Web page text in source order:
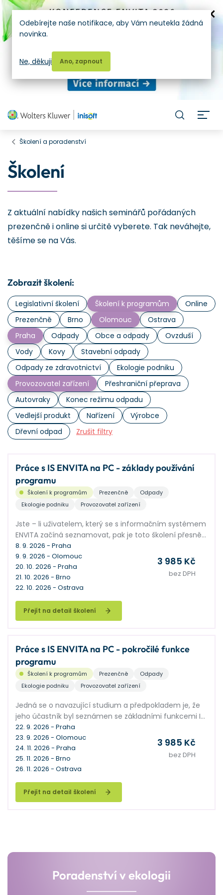
Školení a poradenství
Školení
Z aktuální nabídky našich seminářů pořádaných
prezenčně i online si určitě vyberete. Tak neváhejte,
těšíme se na Vás.
Zobrazit školení:
Legislativní školení Školení k programům
Online
Prezenčně
Brno Olomouc
Ostrava
Praha
Odpady Obce a odpady
Ovzduší
Vody
Kovy
Stavební odpady
Odpady ze zdravotnictví
Ekologie podniku
Provozovatel zařízení
Přeshraniční přeprava
Autovraky
Konec režimu odpadu
Vedlejší produkt
Nařízení
Výrobce
Dřevní odpad
Zrušit filtry
Práce s IS ENVITA na PC - základy používání
programu
Školení k programům Prezenčně
Odpady
Ekologie podniku
Provozovatel zařízení
Jste – li uživatelem, který se s informačním systémem
ENVITA začíná seznamovat, pak je toto školení přesně
pro vás.
Přejít na detail školení
8. 9. 2026 - Praha
9. 9. 2026 - Olomouc
20. 10. 2026 - Praha
21. 10. 2026 - Brno
22. 10. 2026 - Ostrava
3 985 Kč
bez DPH
Práce s IS ENVITA na PC - pokročilé funkce
programu
Školení k programům Prezenčně
Odpady
Ekologie podniku
Provozovatel zařízení
Jedná se o navazující studium a předpokladem je, že
jeho účastník byl seznámen se základními funkcemi IS
ENVITA. Seminář je zaměřen na podrobné vysvětlení
práce s IS ENVITA pro jeho pokročilé uživatele. Společně
probereme pokročilé funkce v agendách Subjekty a
Odpady, vysvětlíme hromadné operace a mnoho
dalších nadstavbových funkcí, kterými se naučíte
využívat ENVITU na maximum.
Přejít na detail školení
22. 9. 2026 - Praha
23. 9. 2026 - Olomouc
24. 11. 2026 - Praha
25. 11. 2026 - Brno
26. 11. 2026 - Ostrava
3 985 Kč
bez DPH
Poradenství v ekologii
Odebírejte naše notifikace, aby Vám neutekla žádná
novinka.
Ano, zapnout
Ne, děkuji